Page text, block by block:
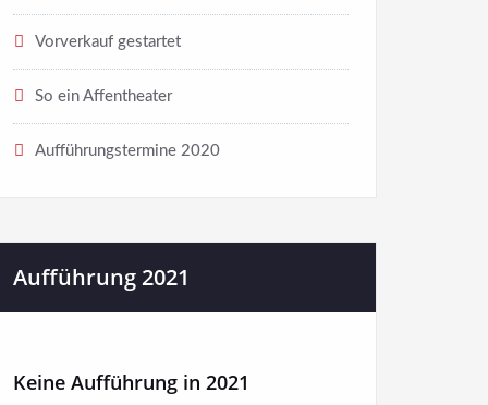
Vorverkauf gestartet
So ein Affentheater
Aufführungstermine 2020
Aufführung 2021
Keine Aufführung in 2021